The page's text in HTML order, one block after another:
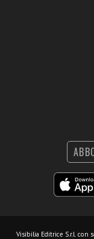
Visibilia Editrice S.r.l. con